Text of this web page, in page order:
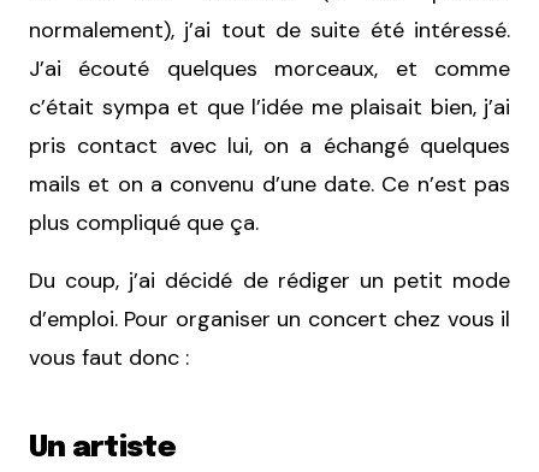
normalement), j’ai tout de suite été intéressé.
J’ai écouté quelques morceaux, et comme
c’était sympa et que l’idée me plaisait bien, j’ai
pris contact avec lui, on a échangé quelques
mails et on a convenu d’une date. Ce n’est pas
plus compliqué que ça.
Du coup, j’ai décidé de rédiger un petit mode
d’emploi. Pour organiser un concert chez vous il
vous faut donc :
Un artiste